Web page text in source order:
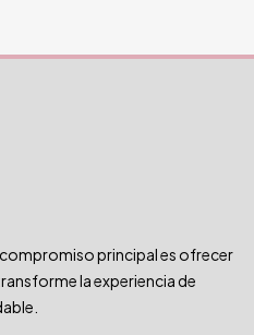
principal es ofrecer
la experiencia de